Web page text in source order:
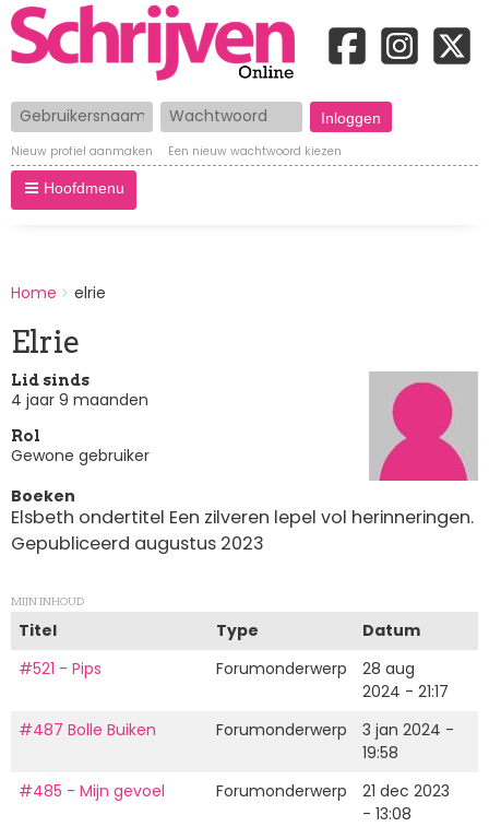
Gebruikersnaam Wachtwoord
Nieuw profiel aanmaken Een nieuw wachtwoord kiezen
Hoofdmenu
BREADCRUMBS
You
here:
Home elrie
Elrie
Lid sinds
4 jaar 9 maanden
Rol
Gewone gebruiker
Boeken
Elsbeth ondertitel Een zilveren lepel vol herinneringen.
Gepubliceerd augustus 2023
MIJN INHOUD
Titel Type
Datum
#521 - Pips
Forumonderwerp
28 aug
2024 - 21:17
#487 Bolle Buiken
Forumonderwerp
3 jan 2024 -
19:58
#485 - Mijn gevoel
Forumonderwerp
21 dec 2023
- 13:08